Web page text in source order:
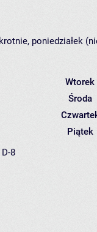
poniedziałek
Wtorek
Środa
Piątek
D-8